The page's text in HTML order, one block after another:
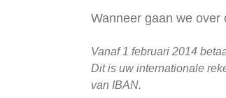
Wanneer gaan we over
Vanaf 1 februari 2014
Dit is uw internationale
van IBAN.